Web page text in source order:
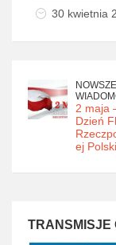
30 kwietnia
NOWSZE
2 maja
Dzień
ej
TRANSMISJE